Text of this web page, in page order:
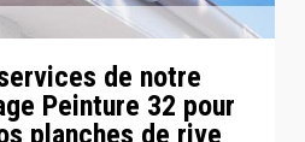
de notre
Peinture 32 pour
planches de rive